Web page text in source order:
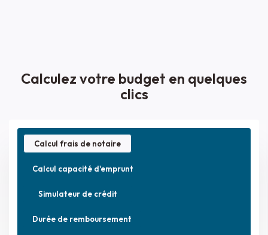
Calculez votre budget en quelques
clics
Calcul frais de notaire
Calcul capacité d'emprunt
Simulateur de crédit
Durée de remboursement